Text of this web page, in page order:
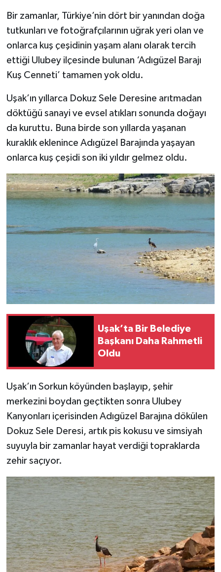
Bir zamanlar, Türkiye’nin dört bir yanından doğa
tutkunları ve fotoğrafçılarının uğrak yeri olan ve
onlarca kuş çeşidinin yaşam alanı olarak tercih
ettiği Ulubey ilçesinde bulunan ‘Adıgüzel Barajı
Kuş Cenneti’ tamamen yok oldu.
Uşak’ın yıllarca Dokuz Sele Deresine arıtmadan
döktüğü sanayi ve evsel atıkları sonunda doğayı
da kuruttu. Buna birde son yıllarda yaşanan
kuraklık eklenince Adıgüzel Barajında yaşayan
onlarca kuş çeşidi son iki yıldır gelmez oldu.
Uşak’ta Bir Belediye
Başkanı Daha Rahmetli
Oldu
Uşak’ın Sorkun köyünden başlayıp, şehir
merkezini boydan geçtikten sonra Ulubey
Kanyonları içerisinden Adıgüzel Barajına dökülen
Dokuz Sele Deresi, artık pis kokusu ve simsiyah
suyuyla bir zamanlar hayat verdiği topraklarda
zehir saçıyor.